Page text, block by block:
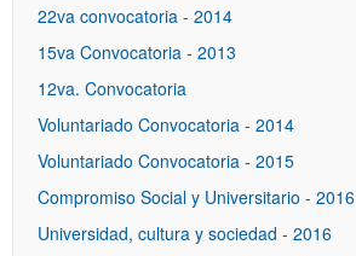
22va convocatoria - 2014
15va Convocatoria - 2013
12va. Convocatoria
Voluntariado Convocatoria - 2014
Voluntariado Convocatoria - 2015
Compromiso Social y Universitario - 2016
Universidad, cultura y sociedad - 2016